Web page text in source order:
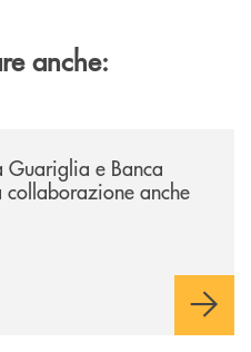
anche:
Guariglia e Banca
anche